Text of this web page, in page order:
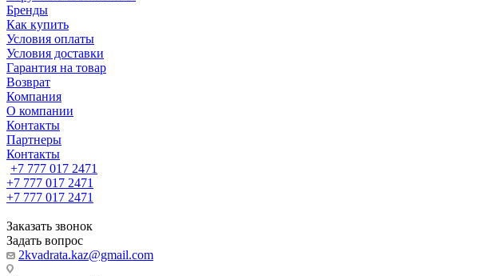
Бренды
Как купить
Условия оплаты
Условия доставки
Гарантия на товар
Возврат
Компания
О компании
Контакты
Партнеры
Контакты
+7 777 017 2471
+7 777 017 2471
+7 777 017 2471
Заказать звонок
Задать вопрос
2kvadrata.kaz@gmail.com